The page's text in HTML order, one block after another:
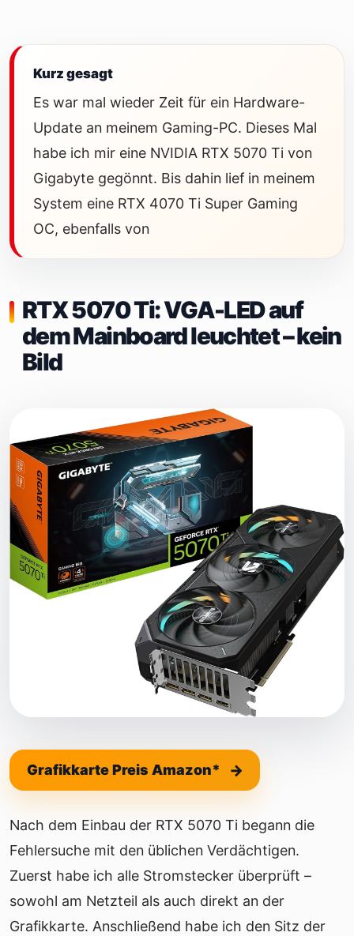
Kurz gesagt
Es war mal wieder Zeit für ein Hardware-
Update an meinem Gaming-PC. Dieses Mal
habe ich mir eine NVIDIA RTX 5070 Ti von
Gigabyte gegönnt. Bis dahin lief in meinem
System eine RTX 4070 Ti Super Gaming
OC, ebenfalls von
RTX 5070 Ti: VGA-LED auf
dem Mainboard leuchtet – kein
Bild
Grafikkarte Preis Amazon*
Nach dem Einbau der RTX 5070 Ti begann die
Fehlersuche mit den üblichen Verdächtigen.
Zuerst habe ich alle Stromstecker überprüft –
sowohl am Netzteil als auch direkt an der
Grafikkarte. Anschließend habe ich den Sitz der